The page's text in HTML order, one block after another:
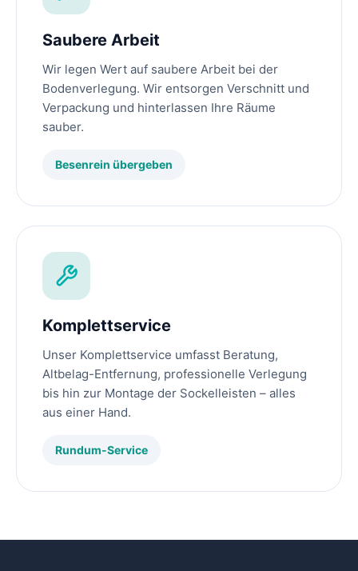
Saubere Arbeit
Wir legen Wert auf saubere Arbeit bei der
Bodenverlegung. Wir entsorgen Verschnitt und
Verpackung und hinterlassen Ihre Räume
sauber.
Besenrein übergeben
Komplettservice
Unser Komplettservice umfasst Beratung,
Altbelag-Entfernung, professionelle Verlegung
bis hin zur Montage der Sockelleisten – alles
aus einer Hand.
Rundum-Service